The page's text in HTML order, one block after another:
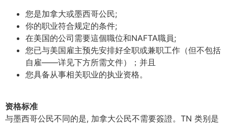
您是加拿大或墨西哥公民;
你的职业符合规定的条件;
在美国的公司需要這個職位和NAFTA職員;
您已与美国雇主预先安排好全职或兼职工作（但不包括
自雇——详见下方所需文件）；并且
您具备从事相关职业的执业资格。
资格标准
与墨西哥公民不同的是, 加拿大公民不需要簽證。TN 类别是